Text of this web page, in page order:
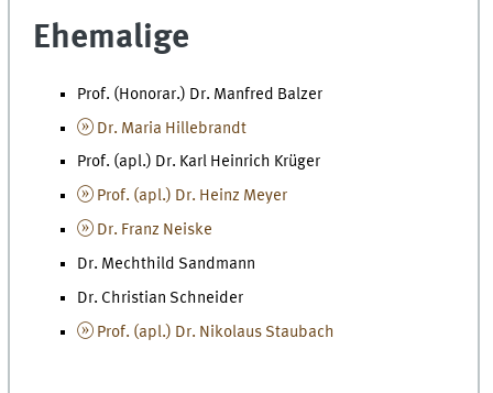
Ehemalige
Prof. (Honorar.) Dr. Manfred Balzer
Dr. Maria Hillebrandt
Prof. (apl.) Dr. Karl Heinrich Krüger
Prof. (apl.) Dr. Heinz Meyer
Dr. Franz Neiske
Dr. Mechthild Sandmann
Dr. Christian Schneider
Prof. (apl.) Dr. Nikolaus Staubach